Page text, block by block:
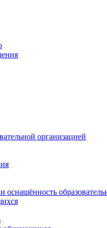
организацией
оснащённость